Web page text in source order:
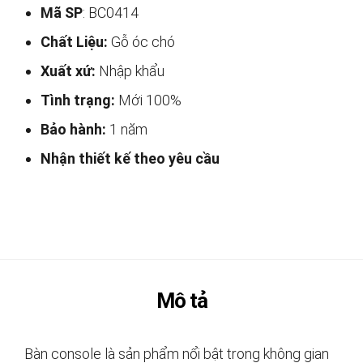
Mã SP: BC0414
Chất Liệu: Gỗ óc chó
Xuất xứ: Nhập khẩu
Tình trạng: Mới 100%
Bảo hành: 1 năm
Nhận thiết kế theo yêu cầu
Mô tả
Bàn console là sản phẩm nổi bật trong không gian